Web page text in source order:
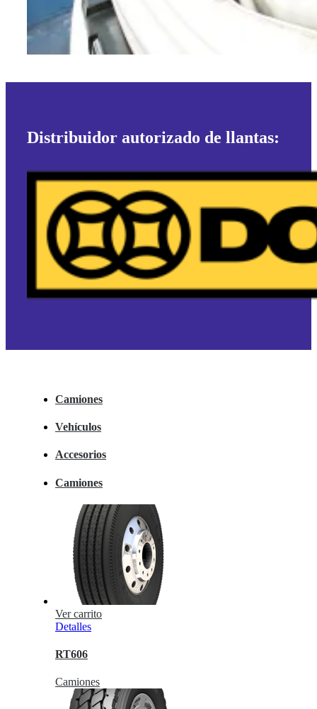
Distribuidor autorizado de llantas:
Camiones
Vehículos
Accesorios
Camiones
Ver carrito
Detalles
RT606
Camiones